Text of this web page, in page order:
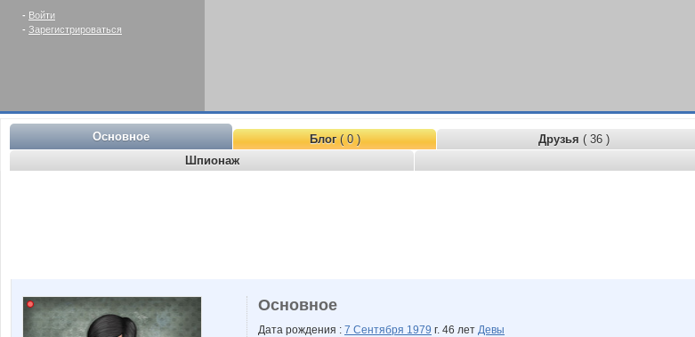
- Войти
- Зарегистрироваться
Основное Блог( 0 ) Друзья ( 36 )
Шпионаж
Основное
Дата рождения : 7 Сентября 1979 г. 46 лет Девы